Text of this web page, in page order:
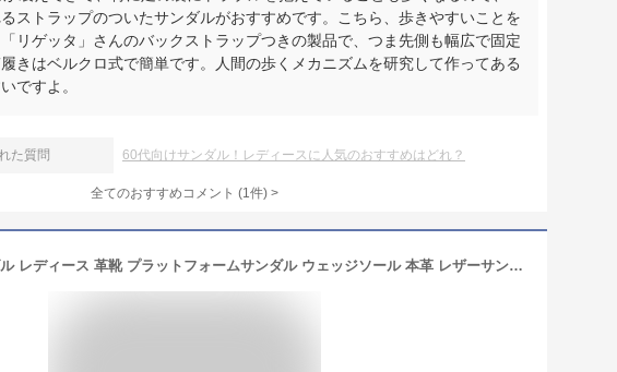
ストラップのついたサンダルがおすすめです。こちら、歩きやすいことを
リゲッタ」さんのバックストラップつきの製品で、つま先側も幅広で固定
きはベルクロ式で簡単です。人間の歩くメカニズムを研究して作ってある
ですよ。
た質問 60代向けサンダル！レディースに人気のおすすめはどれ？
全てのおすすめコメント (1件) >
リーガル 厚底サンダル レディース 革靴 プラットフォームサンダル ウェッジソール 本革 レザーサンダル ウェッジヒール ウェッジサンダル バックストラップ 黒 ブラック ブラウン 白 ホワイト ヒール約6.5cm クロコ 型押し ワニ柄 ボタニカル柄 F22M 送料無料 evid